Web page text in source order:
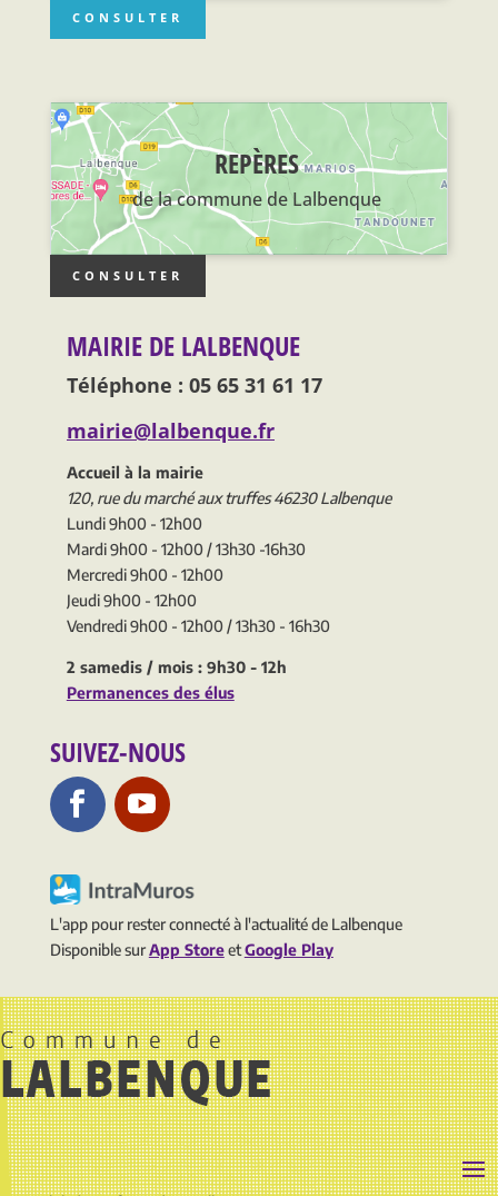
CONSULTER
REPÈRES
de la commune de Lalbenque
CONSULTER
MAIRIE DE LALBENQUE
Téléphone : 05 65 31 61 17
mairie@lalbenque.fr
Accueil à la mairie
120, rue du marché aux truffes 46230 Lalbenque
Lundi 9h00 - 12h00
Mardi 9h00 - 12h00 / 13h30 -16h30
Mercredi 9h00 - 12h00
Jeudi 9h00 - 12h00
Vendredi 9h00 - 12h00 / 13h30 - 16h30
2 samedis / mois : 9h30 - 12h
Permanences des élus
SUIVEZ-NOUS
L'app pour rester connecté à l'actualité de Lalbenque
Disponible surApp StoreetGoogle Play